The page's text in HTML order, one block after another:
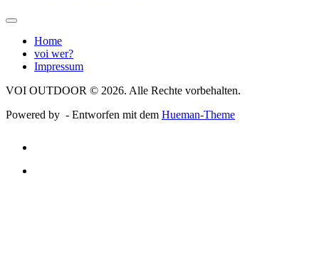
Home
voi wer?
Impressum
VOI OUTDOOR © 2026. Alle Rechte vorbehalten.
Powered by - Entworfen mit dem Hueman-Theme